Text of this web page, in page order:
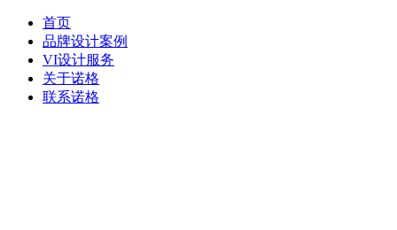
首页
品牌设计案例
VI设计服务
关于诺格
联系诺格